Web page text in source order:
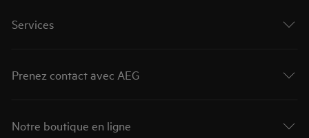
Services
Prenez contact avec AEG
Notre boutique en ligne